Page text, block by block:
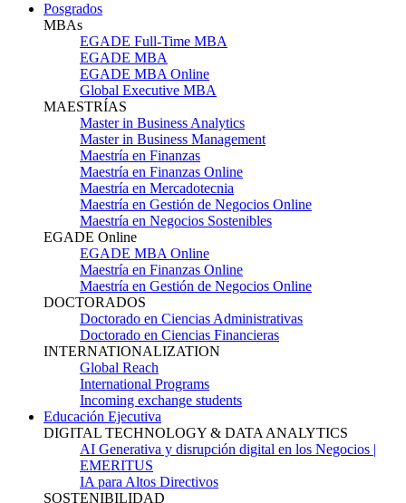
Posgrados
MBAs
EGADE Full-Time MBA
EGADE MBA
EGADE MBA Online
Global Executive MBA
MAESTRÍAS
Master in Business Analytics
Master in Business Management
Maestría en Finanzas
Maestría en Finanzas Online
Maestría en Mercadotecnia
Maestría en Gestión de Negocios Online
Maestría en Negocios Sostenibles
EGADE Online
EGADE MBA Online
Maestría en Finanzas Online
Maestría en Gestión de Negocios Online
DOCTORADOS
Doctorado en Ciencias Administrativas
Doctorado en Ciencias Financieras
INTERNATIONALIZATION
Global Reach
International Programs
Incoming exchange students
Educación Ejecutiva
DIGITAL TECHNOLOGY & DATA ANALYTICS
AI Generativa y disrupción digital en los Negocios |
EMERITUS
IA para Altos Directivos
SOSTENIBILIDAD